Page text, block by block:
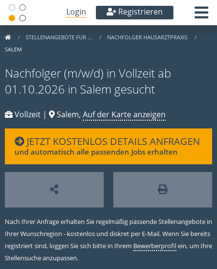
Login Registrieren
STELLENANGEBOTE FÜR …
NACHFOLGER HAUSARZTPRAXIS
SALEM
Nachfolger (m/w/d) in Vollzeit ab
01.10.2026 in Salem gesucht
Vollzeit | Salem, Auf der Karte anzeigen
JETZT KOSTENLOS DETAILS ANFRAGEN
und automatisch alle passenden Jobs erhalten
Nach Ihrer Anfrage erhalten Sie regelmäßig passende Stellenangebote in
Ihrer Wunschregion - kostenlos und diskret per E-Mail. Wenn Sie bereits
registriert sind, loggen Sie sich bitte in Ihrem Bewerberprofilein, um Ihre
Stellensuche anzupassen.